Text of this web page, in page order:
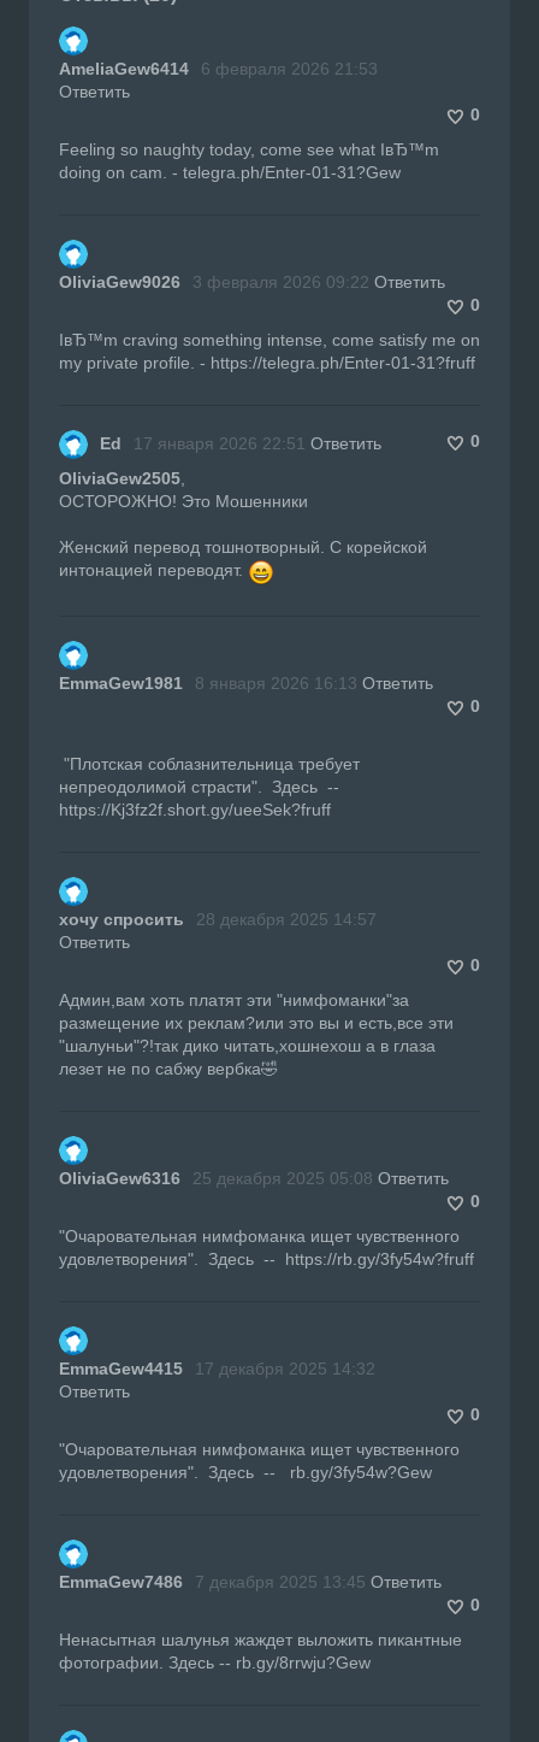
AmeliaGew6414
6 февраля 2026 21:53
Ответить
0
Feeling so naughty today, come see what IвЂ™m
doing on cam. - telegra.ph/Enter-01-31?Gew
OliviaGew9026 3 февраля 2026 09:22 Ответить
0
IвЂ™m craving something intense, come satisfy me on
my private profile. - https://telegra.ph/Enter-01-31?fruff
Ed 17 января 2026 22:51 Ответить
0
OliviaGew2505
ОСТОРОЖНО! Это Мошенники
Женский перевод тошнотворный. С корейской
интонацией переводят.
EmmaGew1981 8 января 2026 16:13 Ответить
0
"Плотская соблазнительница требует
непреодолимой страсти". Здесь --
https://Kj3fz2f.short.gy/ueeSek?fruff
хочу спросить
28 декабря 2025 14:57
Ответить
0
Админ,вам хоть платят эти "нимфоманки"за
размещение их реклам?или это вы и есть,все эти
"шалуньи"?!так дико читать,хошнехош а в глаза
лезет не по сабжу вербка🤣
OliviaGew6316 25 декабря 2025 05:08 Ответить
0
"Очаровательная нимфоманка ищет чувственного
удовлетворения". Здесь -- https://rb.gy/3fy54w?fruff
EmmaGew4415
17 декабря 2025 14:32
Ответить
0
"Очаровательная нимфоманка ищет чувственного
удовлетворения". Здесь -- rb.gy/3fy54w?Gew
EmmaGew7486 7 декабря 2025 13:45 Ответить
0
Ненасытная шалунья жаждет выложить пикантные
фотографии. Здесь -- rb.gy/8rrwju?Gew